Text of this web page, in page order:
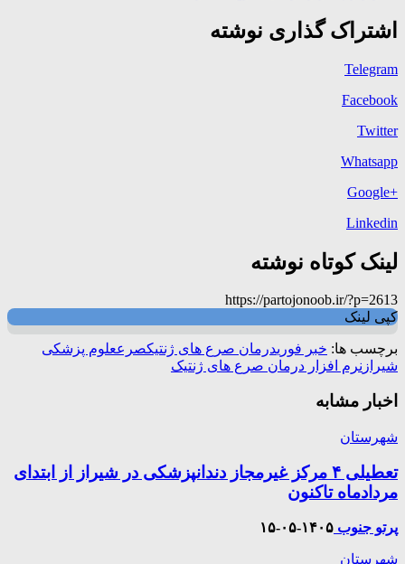
اشتراک گذاری نوشته
Telegram
Facebook
Twitter
Whatsapp
+Google
Linkedin
لینک کوتاه نوشته
https://partojonoob.ir/?p=2613
کپی لینک
برچسب ها: خبر فوریدرمان صرع های ژنتیکصرععلوم پزشکی
شیراز نرم افزار درمان صرع های ژنتیک
اخبار مشابه
شهرستان
تعطیلی ۴ مرکز غیرمجاز دندانپزشکی در شیراز از ابتدای
مردادماه تاکنون
پرتو جنوب ۱۴۰۵-۰۵-۱۵
شهرستان